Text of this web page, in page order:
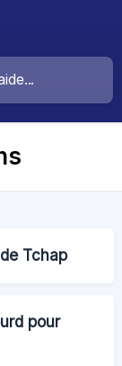
Tchap
pour